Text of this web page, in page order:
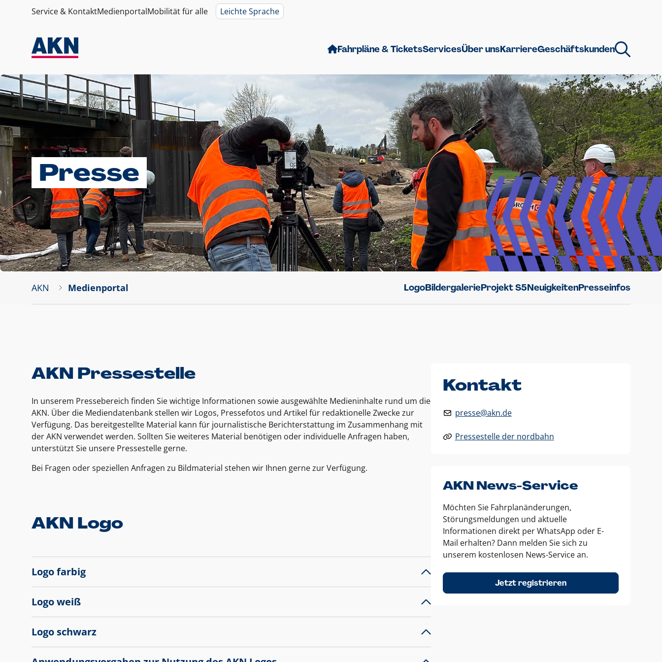
Service & KontaktMedienportalMobilität für alle Leichte Sprache
Fahrpläne & TicketsServicesÜber unsKarriereGeschäftskunden
Presse
AKN Medienportal LogoBildergalerieProjekt S5NeuigkeitenPresseinfos
AKN Pressestelle
In unserem Pressebereich finden Sie wichtige Informationen sowie ausgewählte Medieninhalte rund um die
AKN. Über die Mediendatenbank stellen wir Logos, Pressefotos und Artikel für redaktionelle Zwecke zur
Verfügung. Das bereitgestellte Material kann für journalistische Berichterstattung im Zusammenhang mit
der AKN verwendet werden. Sollten Sie weiteres Material benötigen oder individuelle Anfragen haben,
unterstützt Sie unsere Pressestelle gerne.
Bei Fragen oder speziellen Anfragen zu Bildmaterial stehen wir Ihnen gerne zur Verfügung.
AKN Logo
Logo farbig
Logo weiß
Logo schwarz
Kontakt
presse@akn.de
Pressestelle der nordbahn
AKN News-Service
Möchten Sie Fahrplanänderungen,
Störungsmeldungen und aktuelle
Informationen direkt per WhatsApp oder E-
Mail erhalten? Dann melden Sie sich zu
unserem kostenlosen News-Service an.
Jetzt registrieren